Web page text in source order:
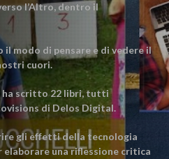
l’Altro, dentro il
il modo di pensare e di vedere il
cuori.
ha scritto 22 libri, tutti
di Delos Digital.
gli effetti della tecnologia
una riflessione critica